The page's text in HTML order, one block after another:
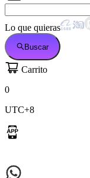
Lo que quieras
Buscar
Carrito
0
UTC+8